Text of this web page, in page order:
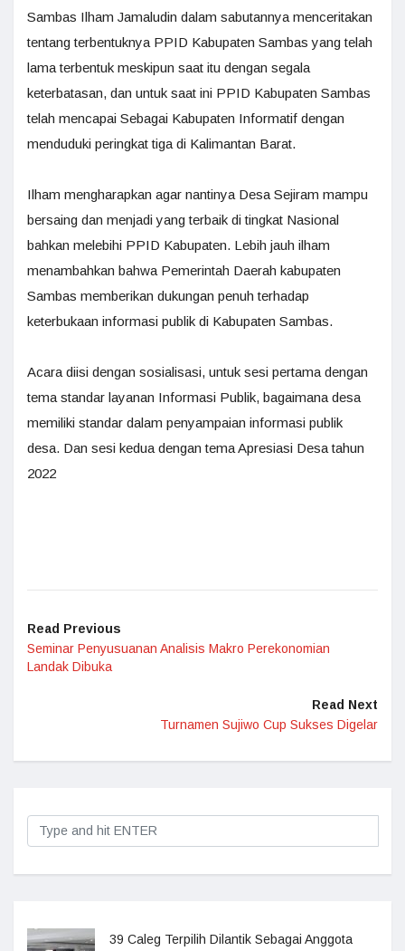
Sambas Ilham Jamaludin dalam sabutannya menceritakan
tentang terbentuknya PPID Kabupaten Sambas yang telah
lama terbentuk meskipun saat itu dengan segala
keterbatasan, dan untuk saat ini PPID Kabupaten Sambas
telah mencapai Sebagai Kabupaten Informatif dengan
menduduki peringkat tiga di Kalimantan Barat.
Ilham mengharapkan agar nantinya Desa Sejiram mampu
bersaing dan menjadi yang terbaik di tingkat Nasional
bahkan melebihi PPID Kabupaten. Lebih jauh ilham
menambahkan bahwa Pemerintah Daerah kabupaten
Sambas memberikan dukungan penuh terhadap
keterbukaan informasi publik di Kabupaten Sambas.
Acara diisi dengan sosialisasi, untuk sesi pertama dengan
tema standar layanan Informasi Publik, bagaimana desa
memiliki standar dalam penyampaian informasi publik
desa. Dan sesi kedua dengan tema Apresiasi Desa tahun
2022
Read Previous
Seminar Penyusuanan Analisis Makro Perekonomian
Landak Dibuka
Read Next
Turnamen Sujiwo Cup Sukses Digelar
39 Caleg Terpilih Dilantik Sebagai Anggota